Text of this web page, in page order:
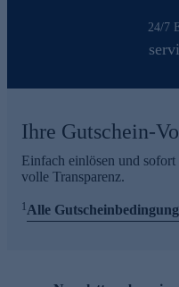
24/7
Ihre Gutschein-
Einfach einlösen und
volle Transparenz.
1Alle